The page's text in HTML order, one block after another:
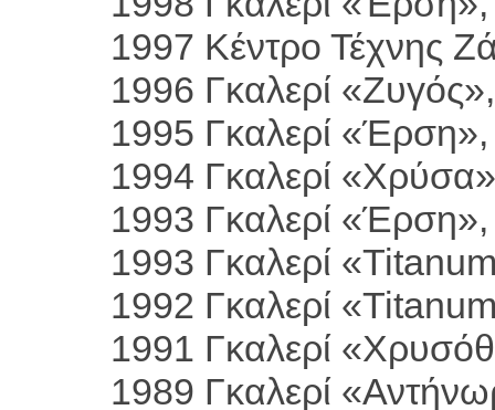
1997 Κέντρο Τέχνης
1996 Γκαλερί
1995 Γκαλερί
1994 Γκαλερί
1993 Γκαλερί
1993 Γκαλερί
1992 Γκαλερί
1991 Γκαλερί
1989 Γκαλερί